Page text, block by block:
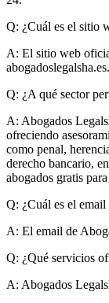
Q: ¿Cuál es el sitio
A: El sitio web
abogadoslegalsha.es.
Q: ¿A qué sector
A: Abogados
ofreciendo
como penal,
derecho bancario,
abogados gratis
Q: ¿Cuál es el
A: El email de
Q: ¿Qué servicios
A: Abogados